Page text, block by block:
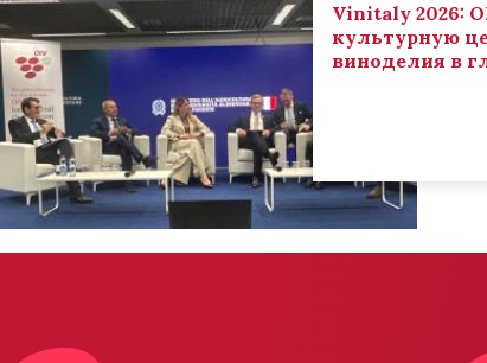
Vinitaly 2026:
культурную
виноделия в